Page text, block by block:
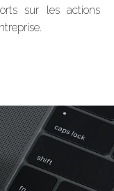
sur les actions